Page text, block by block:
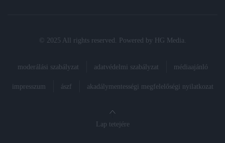
© 2025 All rights reserved. Powered by HG Media
moderálási szabályzat adatvédelmi szabályzat médiaajánló
impresszum ászf akadálymentességi megfelelőségi nyilatkozat
Lap tetejére